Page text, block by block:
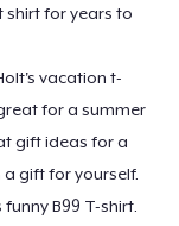
for years to
vacation t-
for a summer
gift ideas for a
a gift for yourself.
B99 T-shirt.